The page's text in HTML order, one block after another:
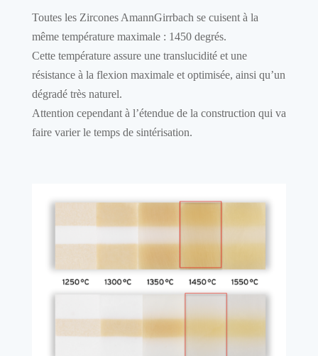
Toutes les Zircones AmannGirrbach se cuisent à la
même température maximale : 1450 degrés.
Cette température assure une translucidité et une
résistance à la flexion maximale et optimisée, ainsi qu’un
dégradé très naturel.
Attention cependant à l’étendue de la construction qui va
faire varier le temps de sintérisation.